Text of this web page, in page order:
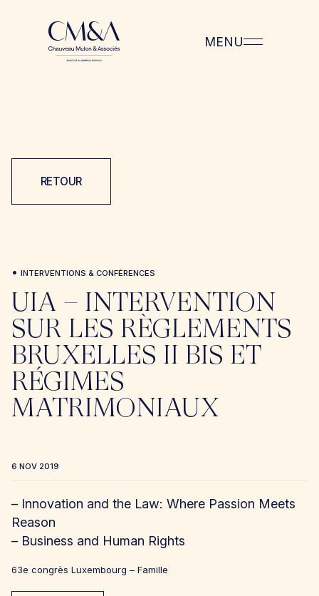
MENU
RETOUR
• INTERVENTIONS & CONFÉRENCES
UIA – INTERVENTION
SUR LES RÈGLEMENTS
BRUXELLES II BIS ET
RÉGIMES
MATRIMONIAUX
6 NOV 2019
– Innovation and the Law: Where Passion Meets
Reason
– Business and Human Rights
63e congrès Luxembourg – Famille